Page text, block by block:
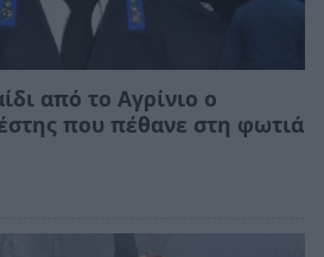
από το Αγρίνιο ο
που πέθανε στη φωτιά